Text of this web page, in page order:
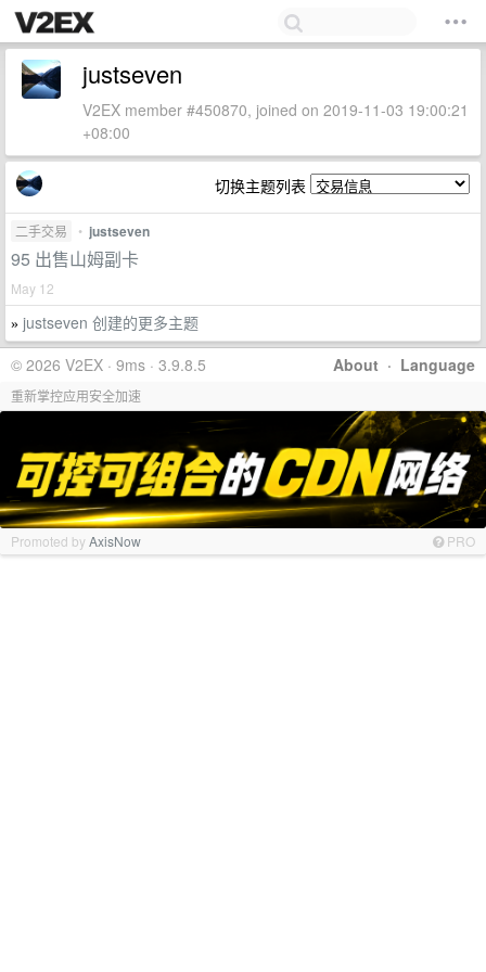
justseven
V2EX member #450870, joined on 2019-11-03 19:00:21
+08:00
切换主题列表
二手交易 • justseven
95 出售山姆副卡
May 12
» justseven 创建的更多主题
About · Language
© 2026 V2EX · 9ms · 3.9.8.5
重新掌控应用安全加速
Promoted byAxisNow PRO